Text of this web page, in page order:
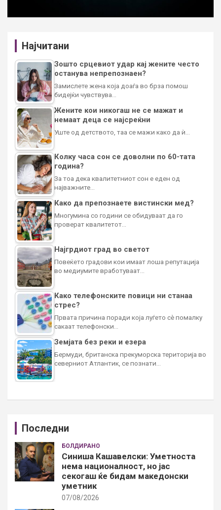
Најчитани
Зошто срцевиот удар кај жените често
останува непрепознаен?
Замислете жена која доаѓа во брза помош
бидејќи чувствува…
Жените кои никогаш не се мажат и
немаат деца се најсреќни
Уште од детството, таа се мажи како да ѝ…
Колку часа сон се доволни по 60-тата
година?
За тоа дека квалитетниот сон е еден од
најважните…
Како да препознаете вистински мед?
Многумина со години се обидуваат да го
проверат квалитетот…
Најгрдиот град во светот
Повеќето градови кои имаат лоша репутација
во медиумите вработуваат…
Како телефонските повици ни станаа
стрес?
Првата причина поради која луѓето сè помалку
сакаат телефонски…
Земјата без реки и езера
Бермуди, британска прекуморска територија во
северниот Атлантик, се познати…
Последни
БОЛДИРАНО
Синиша Кашавелски: Уметноста
нема националност, но јас
секогаш ќе бидам македонски
уметник
07/08/2026